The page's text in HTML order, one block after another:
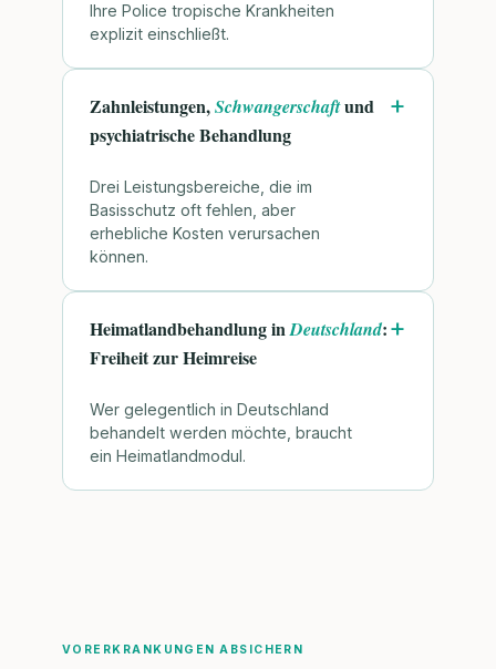
Ihre Police tropische Krankheiten
explizit einschließt.
Zahnleistungen,Schwangerschaftund
psychiatrische Behandlung
Drei Leistungsbereiche, die im
Basisschutz oft fehlen, aber
erhebliche Kosten verursachen
können.
Heimatlandbehandlung inDeutschland:
Freiheit zur Heimreise
Wer gelegentlich in Deutschland
behandelt werden möchte, braucht
ein Heimatlandmodul.
VORERKRANKUNGEN ABSICHERN